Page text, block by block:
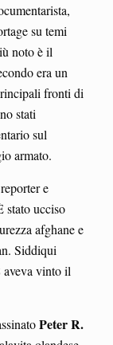
su temi
noto è il
era un
fronti di
stati
sul
armato.
e
stato ucciso
afghane e
Siddiqui
aveva vinto il
Peter R.